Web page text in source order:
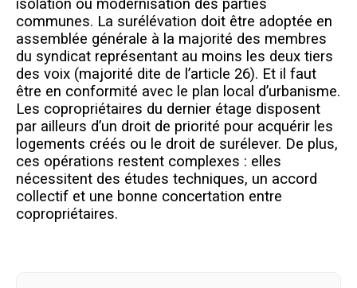
isolation ou modernisation des parties
communes. La surélévation doit être adoptée en
assemblée générale à la majorité des membres
du syndicat représentant au moins les deux tiers
des voix (majorité dite de l’article 26). Et il faut
être en conformité avec le plan local d’urbanisme.
Les copropriétaires du dernier étage disposent
par ailleurs d’un droit de priorité pour acquérir les
logements créés ou le droit de surélever. De plus,
ces opérations restent complexes : elles
nécessitent des études techniques, un accord
collectif et une bonne concertation entre
copropriétaires.